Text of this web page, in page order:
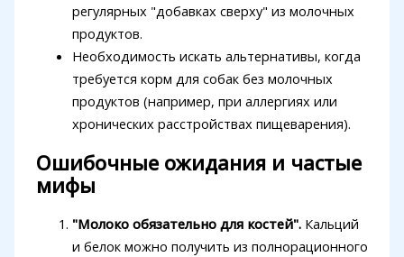
регулярных "добавках сверху" из молочных
продуктов.
Необходимость искать альтернативы, когда
требуется корм для собак без молочных
продуктов (например, при аллергиях или
хронических расстройствах пищеварения).
Ошибочные ожидания и частые
мифы
"Молоко обязательно для костей".Кальций
и белок можно получить из полнорационного